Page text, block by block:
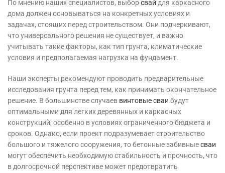
По мнению наших специалистов, выбор свай для каркасного
дома должен основываться на конкретных условиях и
задачах, стоящих перед строительством. Они подчеркивают,
что универсального решения не существует, и важно
учитывать такие факторы, как тип грунта, климатические
условия и предполагаемая нагрузка на фундамент.
Наши эксперты рекомендуют проводить предварительные
исследования грунта перед тем, как принимать окончательное
решение. В большинстве случаев винтовые сваи будут
оптимальными для легких деревянных и каркасных
конструкций, особенно в условиях ограниченного бюджета и
сроков. Однако, если проект подразумевает строительство
большого и тяжелого сооружения, то бетонные забивныесваи
могут обеспечить необходимую стабильность и прочность, что
в долгосрочной перспективе может предотвратить